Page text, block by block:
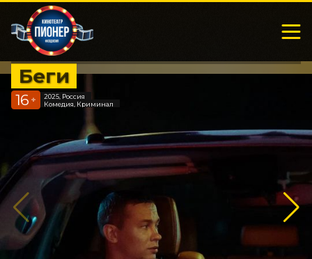
Беги
16 +
2025, Россия
Комедия, Криминал